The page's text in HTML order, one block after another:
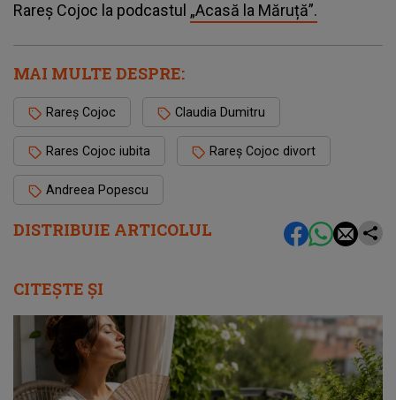
DISTRIBUIE ARTICOLUL
Rareș Cojoc la podcastul „Acasă la Măruță”.
MAI MULTE DESPRE:
Rareș Cojoc Claudia Dumitru
Rares Cojoc iubita Rareș Cojoc divort
Andreea Popescu
CITEȘTE ȘI